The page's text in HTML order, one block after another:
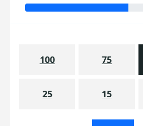
100 75
25 15